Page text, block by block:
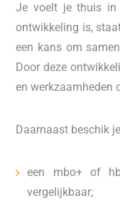
Je voelt je thuis in
ontwikkeling is,
een kans om
Door deze
en werkzaamheden
Daarnaast beschik
een mbo+ of
vergelijkbaar;